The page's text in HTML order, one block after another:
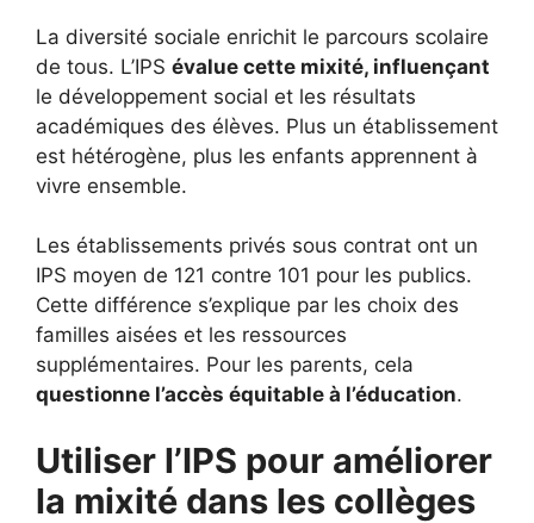
La diversité sociale enrichit le parcours scolaire
de tous. L’IPS évalue cette mixité, influençant
le développement social et les résultats
académiques des élèves. Plus un établissement
est hétérogène, plus les enfants apprennent à
vivre ensemble.
Les établissements privés sous contrat ont un
IPS moyen de 121 contre 101 pour les publics.
Cette différence s’explique par les choix des
familles aisées et les ressources
supplémentaires. Pour les parents, cela
questionne l’accès équitable à l’éducation.
Utiliser l’IPS pour améliorer
la mixité dans les collèges